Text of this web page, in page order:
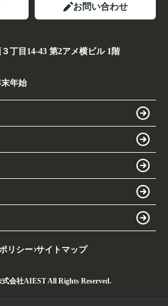
お問い合わせ
丁目14-43 第2アメ横ビル 1階
年始
リシー サイトマップ
会社AIEST All Rights Reserved.